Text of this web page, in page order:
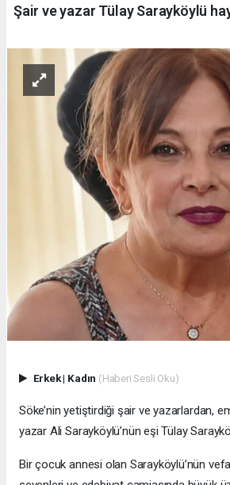
Şair ve yazar Tülay Sarayköylü
Erkek| Kadın (Haberi Sesli Oku)
Söke’nin yetiştirdiği şair ve yazarlardan,
yazar Ali Sarayköylü’nün eşi Tülay
Bir çocuk annesi olan Sarayköylü’nün